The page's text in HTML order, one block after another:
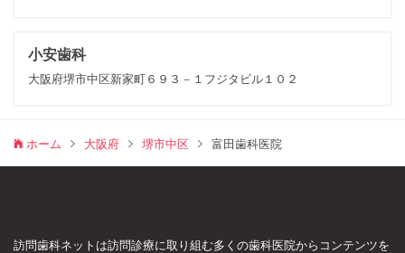
小安歯科
大阪府堺市中区新家町６９３－１フジタビル１０２
ホーム 大阪府 堺市中区 富田歯科医院
訪問歯科ネットは訪問診療に取り組む多くの歯科医院からコンテンツを